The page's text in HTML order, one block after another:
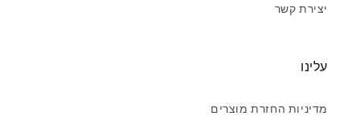
יצירת קשר
עלינו
מדיניות החזרת מוצרים